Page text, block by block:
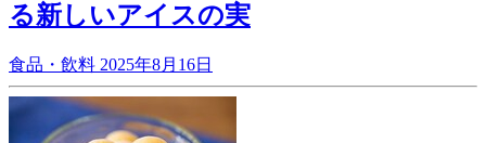
る新しいアイスの実
食品・飲料 2025年8月16日